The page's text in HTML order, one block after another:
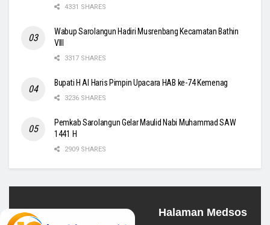
4331 SHARES
Wabup Sarolangun Hadiri Musrenbang Kecamatan Bathin
VIII
3317 SHARES
Bupati H Al Haris Pimpin Upacara HAB ke-74 Kemenag
3236 SHARES
Pemkab Sarolangun Gelar Maulid Nabi Muhammad SAW
1441 H
2909 SHARES
Halaman Medsos